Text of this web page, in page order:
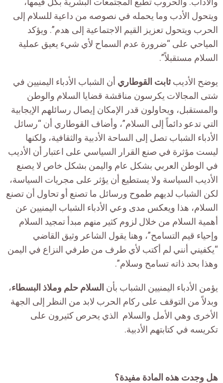
ويتحول الأدب وما يحمله في نصوصه من داعية للسلام إلى
الحرب ويتحول تعزيز القيم الاجتماعية إلى هدم”. ويؤكد
المياحي على “ضرورة عدم السماح لأي شيء يعيق عملية
السلام مستقبلاً”.
يوضح الأديبثابت القوطاري أن الشباب الأدباء اليمنيين في
شتى المجالات يكرسون مناقشة قضايا السلام والوطن
والمستقبل، ويحاولون قدر الإمكان إيصال رسائلهم الإيجابية
التي تدعو دائماً إلى السلام”، وأضاف القوطاري أن “رسائل
الأدباء الشباب تصل إلى الساحة الأدبية والثقافية، ولكنها
ليست مؤثرة في صنع القرار السياسي على اعتبار أن الأديب
في الوطن العربي بشكل عام واليمن بشكل خاص لا يصنع
الأديب السياسة ولا يستطيع أن يؤثر على مجريات السياسة،
لكن الشباب لديهم طموح ورسائل ما تصنع أو تحاول أن تصنع
السلام، هذا ويعكس مدى وعي الأدباء الشباب اليمنيين عن
أهمية السلام من خلال لزوم كثير منهم مبدأ تمجيد السلام
وإحياء قيم التسامح”، وهنا يقول الشاعر وثيق القاضي
“يكفيني أنني لم أكتب لأي طرف من طرفي النزاع في اليمن
وهذا بحد ذاته تسامح وسلام”.
يؤمن الأدباء اليمنيين الشباب بأن السلام حلم وملاذ البسطاء،
وبدلاً من التوقف على ركام الحرب لابد من النظر إلى الجهة
الأخرى وهي الأمل والسلام الذي يحرص كثيرون على
تكريسه في كتابتهم الأدبية.
هل وجدت هذه المادة مفيدة؟